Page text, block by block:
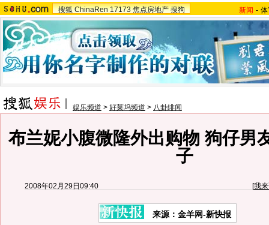
搜狐 ChinaRen 17173 焦点房地产 搜狗 新闻 -
娱乐频道 > 好莱坞频道 > 八卦绯闻
布兰妮小腹微隆外出购物 狗仔男
子
2008年02月29日09:40 [我
来源：金羊网-新快报